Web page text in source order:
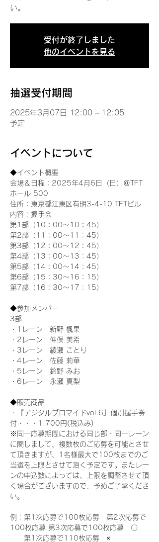
い。
受付が終了しました
他のイベントを見る
抽選受付期間
2025年3月07日 12:00 – 12:05
予定
イベントについて
◆イベント概要
会場＆日程：2025年4月6日（日）＠TFT
ホール 500
住所：東京都江東区有明3-4-10 TFTビル
内容：握手会
第1部（10：00～10：45）
第2部（11：00～11：45）
第3部（12：00～12：45）
第4部（13：00～13：45）
第5部（14：00～14：45）
第6部（15：30～16：15）
第7部（16：30～17：15）
◆参加メンバー
3部
・1レーン　新野 楓果
・2レーン　仲俣 美希
・3レーン　綾瀬 ことり
・4レーン　佐藤 莉華
・5レーン　鈴野 みお
・6レーン　永瀬 真梨
◆販売商品
・『デジタルブロマイドvol.6』個別握手券
付・・・1,700円(税込み)
※同一応募期間における同じ部・同一レーン
に関しまして、複数枚のご応募を可能とさせ
て頂きますが、1名様最大で100枚までのご
当選を上限とさせて頂く予定です。またレー
ンの申込数によっては、上限を調整させて頂
く場合がございますので、予めご了承くださ
い。
例：第1次応募で100枚応募　第2次応募で
100枚応募 第3次応募で100枚応募　〇
第1次応募で110枚応募　×